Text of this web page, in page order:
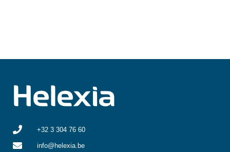
+32 3 304 76 60
info@helexia.be